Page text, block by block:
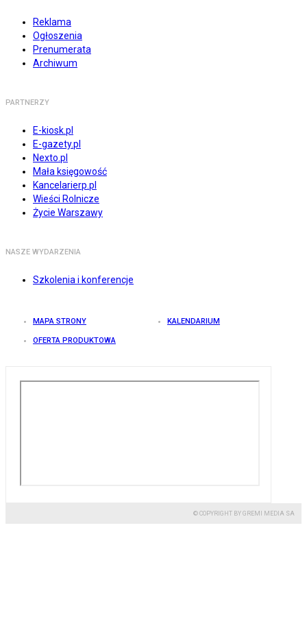
Reklama
Ogłoszenia
Prenumerata
Archiwum
PARTNERZY
E-kiosk.pl
E-gazety.pl
Nexto.pl
Mała księgowość
Kancelarierp.pl
Wieści Rolnicze
Życie Warszawy
NASZE WYDARZENIA
Szkolenia i konferencje
MAPA STRONY KALENDARIUM
OFERTA PRODUKTOWA
© COPYRIGHT BY GREMI MEDIA SA